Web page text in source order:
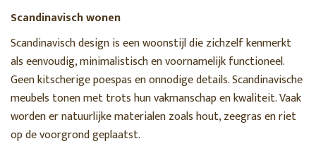
Scandinavisch wonen
Scandinavisch design is een woonstijl die zichzelf kenmerkt
als eenvoudig, minimalistisch en voornamelijk functioneel.
Geen kitscherige poespas en onnodige details. Scandinavische
meubels tonen met trots hun vakmanschap en kwaliteit. Vaak
worden er natuurlijke materialen zoals hout, zeegras en riet
op de voorgrond geplaatst.